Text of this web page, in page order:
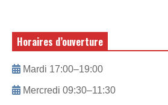
Horaires d’ouverture
Mardi 17:00–19:00
Mercredi 09:30–11:30